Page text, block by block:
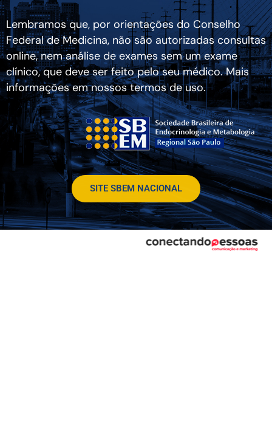
Lembramos que, por orientações do Conselho
Federal de Medicina, não são autorizadas consultas
online, nem análise de exames sem um exame
clínico, que deve ser feito pelo seu médico. Mais
informações em nossos termos de uso.
SITE SBEM NACIONAL